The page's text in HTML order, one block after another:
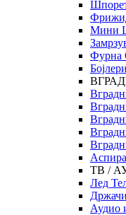
Мини
Фурна
Бојлери
ТВ /
Лед
Аудио